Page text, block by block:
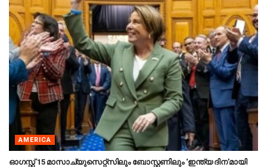
AMERICA
ഓഗസ്റ്റ് 15 മാസാച്യുസെറ്റ്‌സിലും ബോസ്റ്റണിലും ‘ഇന്ത്യ ദിന’മായി